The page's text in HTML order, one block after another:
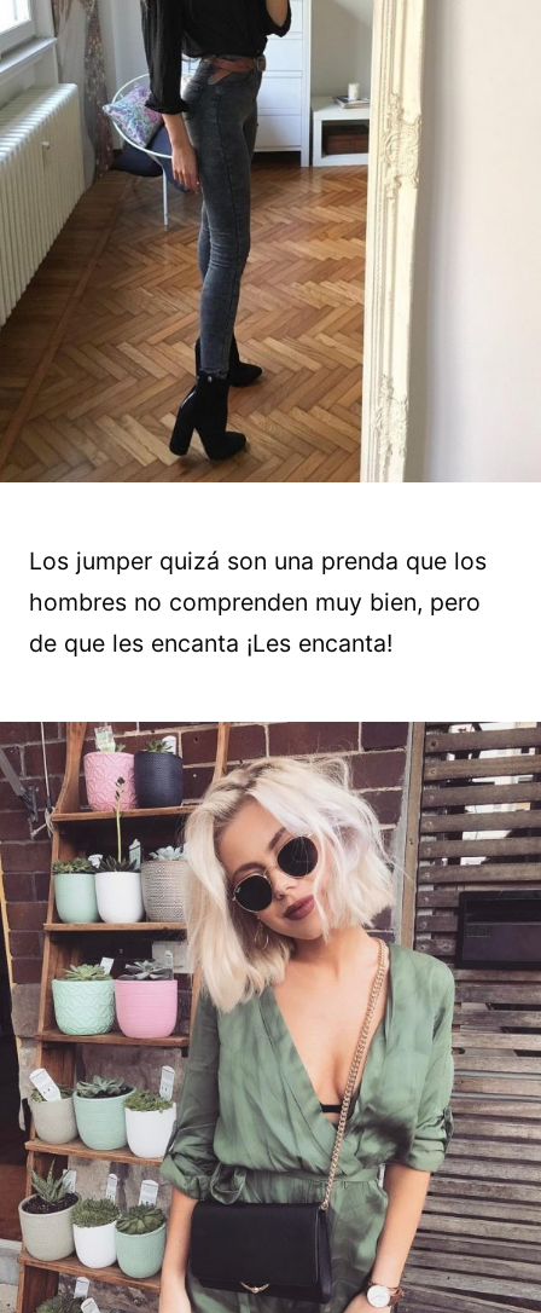
Los jumper quizá son una prenda que los
hombres no comprenden muy bien, pero
de que les encanta ¡Les encanta!